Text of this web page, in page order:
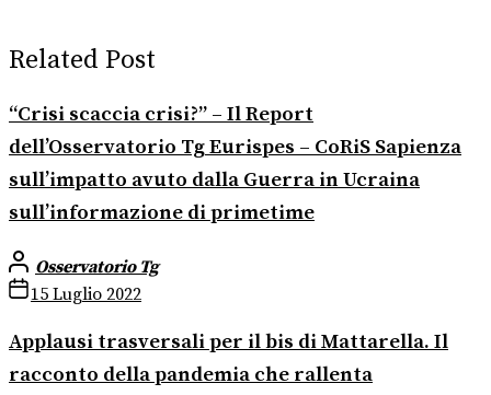
Related Post
“Crisi scaccia crisi?” – Il Report
dell’Osservatorio Tg Eurispes – CoRiS Sapienza
sull’impatto avuto dalla Guerra in Ucraina
sull’informazione di primetime
Osservatorio Tg
15 Luglio 2022
Applausi trasversali per il bis di Mattarella. Il
racconto della pandemia che rallenta